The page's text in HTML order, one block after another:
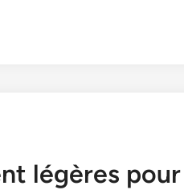
légères